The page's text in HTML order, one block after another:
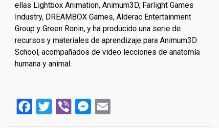
ellas Lightbox Animation, Animum3D, Farlight Games
Industry, DREAMBOX Games, Alderac Entertainment
Group y Green Ronin, y ha producido una serie de
recursos y materiales de aprendizaje para Animum3D
School, acompañados de video lecciones de anatomía
humana y animal.
Facebook
Twitter
ViberMessenger